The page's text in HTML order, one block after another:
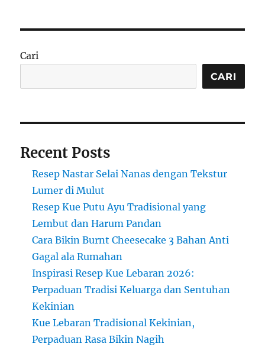
Kue
Lembut
Selera
Cari
CARI
Recent Posts
Resep Nastar Selai Nanas dengan Tekstur
Lumer di Mulut
Resep Kue Putu Ayu Tradisional yang
Lembut dan Harum Pandan
Cara Bikin Burnt Cheesecake 3 Bahan Anti
Gagal ala Rumahan
Inspirasi Resep Kue Lebaran 2026:
Perpaduan Tradisi Keluarga dan Sentuhan
Kekinian
Kue Lebaran Tradisional Kekinian,
Perpaduan Rasa Bikin Nagih